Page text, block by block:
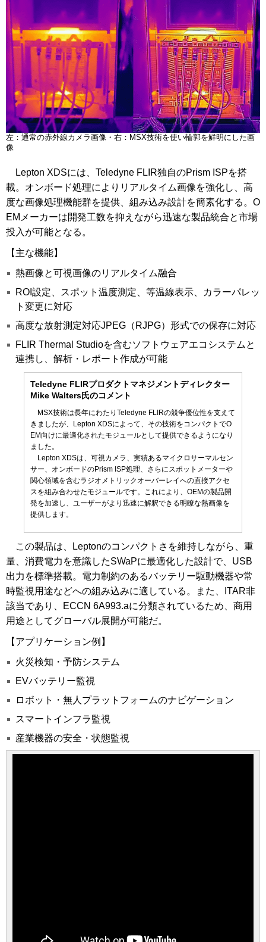
左：通常の赤外線カメラ画像・右：MSX技術を使い輪郭を鮮明にした画
像
Lepton XDSには、Teledyne FLIR独自のPrism ISPを搭
載。オンボード処理によりリアルタイム画像を強化し、高
度な画像処理機能群を提供、組み込み設計を簡素化する。O
EMメーカーは開発工数を抑えながら迅速な製品統合と市場
投入が可能となる。
【主な機能】
熱画像と可視画像のリアルタイム融合
ROI設定、スポット温度測定、等温線表示、カラーパレッ
ト変更に対応
高度な放射測定対応JPEG（RJPG）形式での保存に対応
FLIR Thermal Studioを含むソフトウェアエコシステムと
連携し、解析・レポート作成が可能
Teledyne FLIRプロダクトマネジメントディレクター
Mike Walters氏のコメント
MSX技術は長年にわたりTeledyne FLIRの競争優位性を支えて
きましたが、Lepton XDSによって、その技術をコンパクトでO
EM向けに最適化されたモジュールとして提供できるようになり
ました。
Lepton XDSは、可視カメラ、実績あるマイクロサーマルセン
サー、オンボードのPrism ISP処理、さらにスポットメーターや
関心領域を含むラジオメトリックオーバーレイへの直接アクセ
スを組み合わせたモジュールです。これにより、OEMの製品開
発を加速し、ユーザーがより迅速に解釈できる明瞭な熱画像を
提供します。
この製品は、Leptonのコンパクトさを維持しながら、重
量、消費電力を意識したSWaPに最適化した設計で、USB
出力を標準搭載。電力制約のあるバッテリー駆動機器や常
時監視用途などへの組み込みに適している。また、ITAR非
該当であり、ECCN 6A993.aに分類されているため、商用
用途としてグローバル展開が可能だ。
【アプリケーション例】
火災検知・予防システム
EVバッテリー監視
ロボット・無人プラットフォームのナビゲーション
スマートインフラ監視
産業機器の安全・状態監視